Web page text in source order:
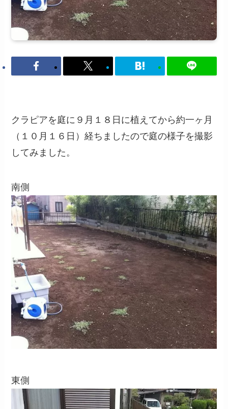
クラピアを庭に９月１８日に植えてから約一ヶ月
（１０月１６日）経ちましたので庭の様子を撮影
してみました。
南側
東側